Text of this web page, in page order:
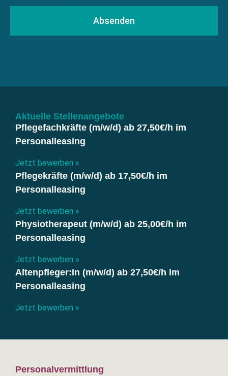
Absenden
Aktuelle Stellenangebote
Pflegefachkräfte (m/w/d) ab 27,50€/h im
Personalleasing
Jetzt bewerben »
Pflegekräfte (m/w/d) ab 17,50€/h im
Personalleasing
Jetzt bewerben »
Physiotherapeut (m/w/d) ab 25,00€/h im
Personalleasing
Jetzt bewerben »
Altenpfleger:In (m/w/d) ab 27,50€/h im
Personalleasing
Jetzt bewerben »
Personalvermittlung